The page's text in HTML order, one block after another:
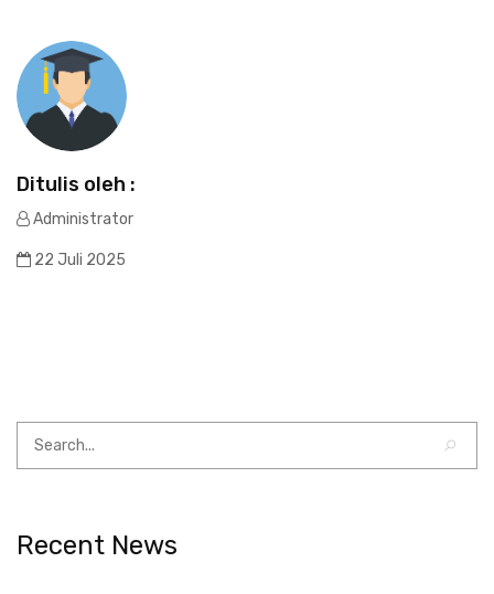
Ditulis oleh :
Administrator
22 Juli 2025
Recent News